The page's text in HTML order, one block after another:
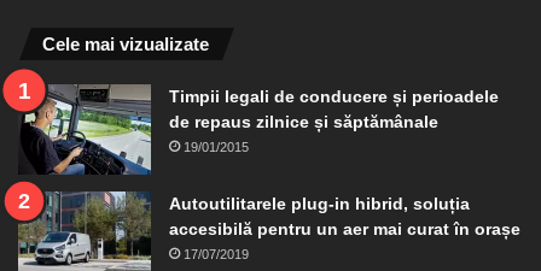
Cele mai vizualizate
Timpii legali de conducere și perioadele
de repaus zilnice și săptămânale
19/01/2015
Autoutilitarele plug-in hibrid, soluția
accesibilă pentru un aer mai curat în orașe
17/07/2019